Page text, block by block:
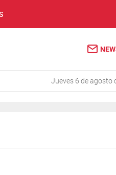
jueves 6 de agosto